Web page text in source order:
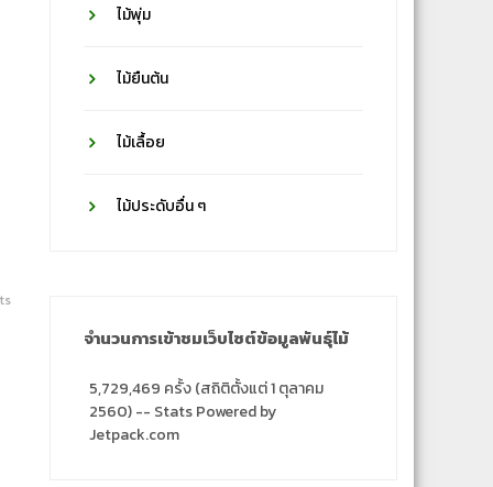
ไม้พุ่ม
ไม้ยืนต้น
ไม้เลื้อย
ไม้ประดับอื่น ๆ
จำนวนการเข้าชมเว็บไซต์ข้อมูลพันธุ์ไม้
5,729,469 ครั้ง (สถิติตั้งแต่ 1 ตุลาคม
2560) -- Stats Powered by
Jetpack.com